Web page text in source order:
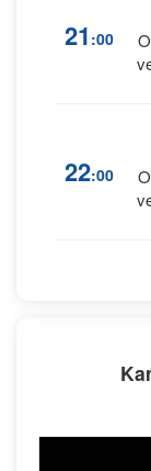
21 :00
22:00